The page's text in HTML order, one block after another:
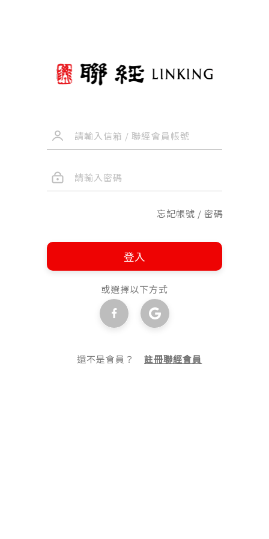
忘記帳號 / 密碼
登入
或選擇以下方式
還不是會員？註冊聯經會員